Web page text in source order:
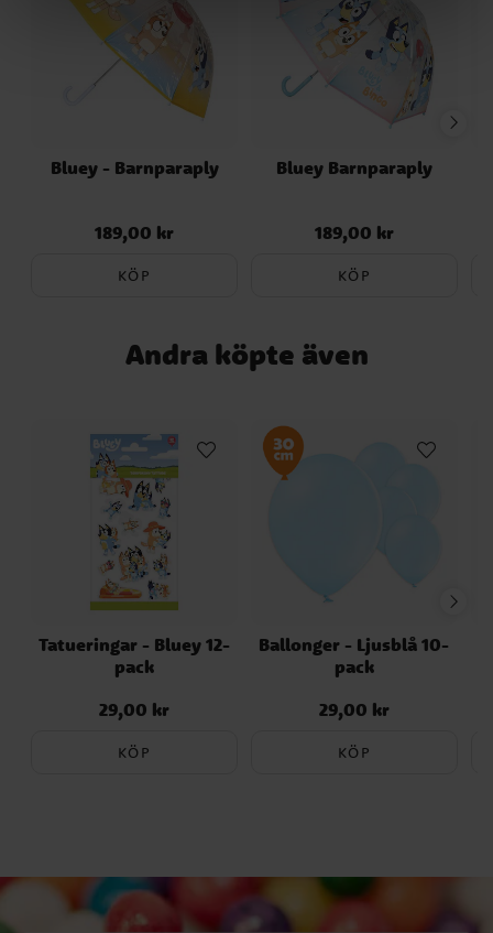
Bluey - Barnparaply
Pris:189,00 kr
189,00 kr
KÖP
Bluey Barnparaply
Pris:189,00 kr
189,00 kr
KÖP
Andra köpte även
Tatueringar - Bluey 12-
pack
Pris:29,00 kr
29,00 kr
KÖP
Ballonger - Ljusblå 10-
pack
Pris:29,00 kr
29,00 kr
KÖP